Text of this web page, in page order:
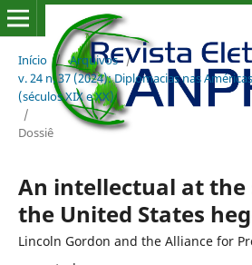
Início / Arquivos /
v. 24 n. 37 (2024): Diplomacias nas
(séculos XIX e XX)
/
Dossiê
An intellectual at the
the United States
Lincoln Gordon and the Alliance for